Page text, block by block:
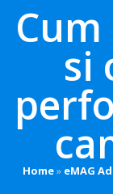
si
Home» eMAG